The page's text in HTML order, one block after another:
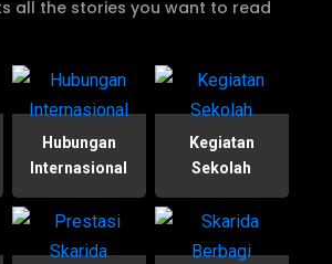
all the stories you want to read
Hubungan
Internasional
Kegiatan
Sekolah